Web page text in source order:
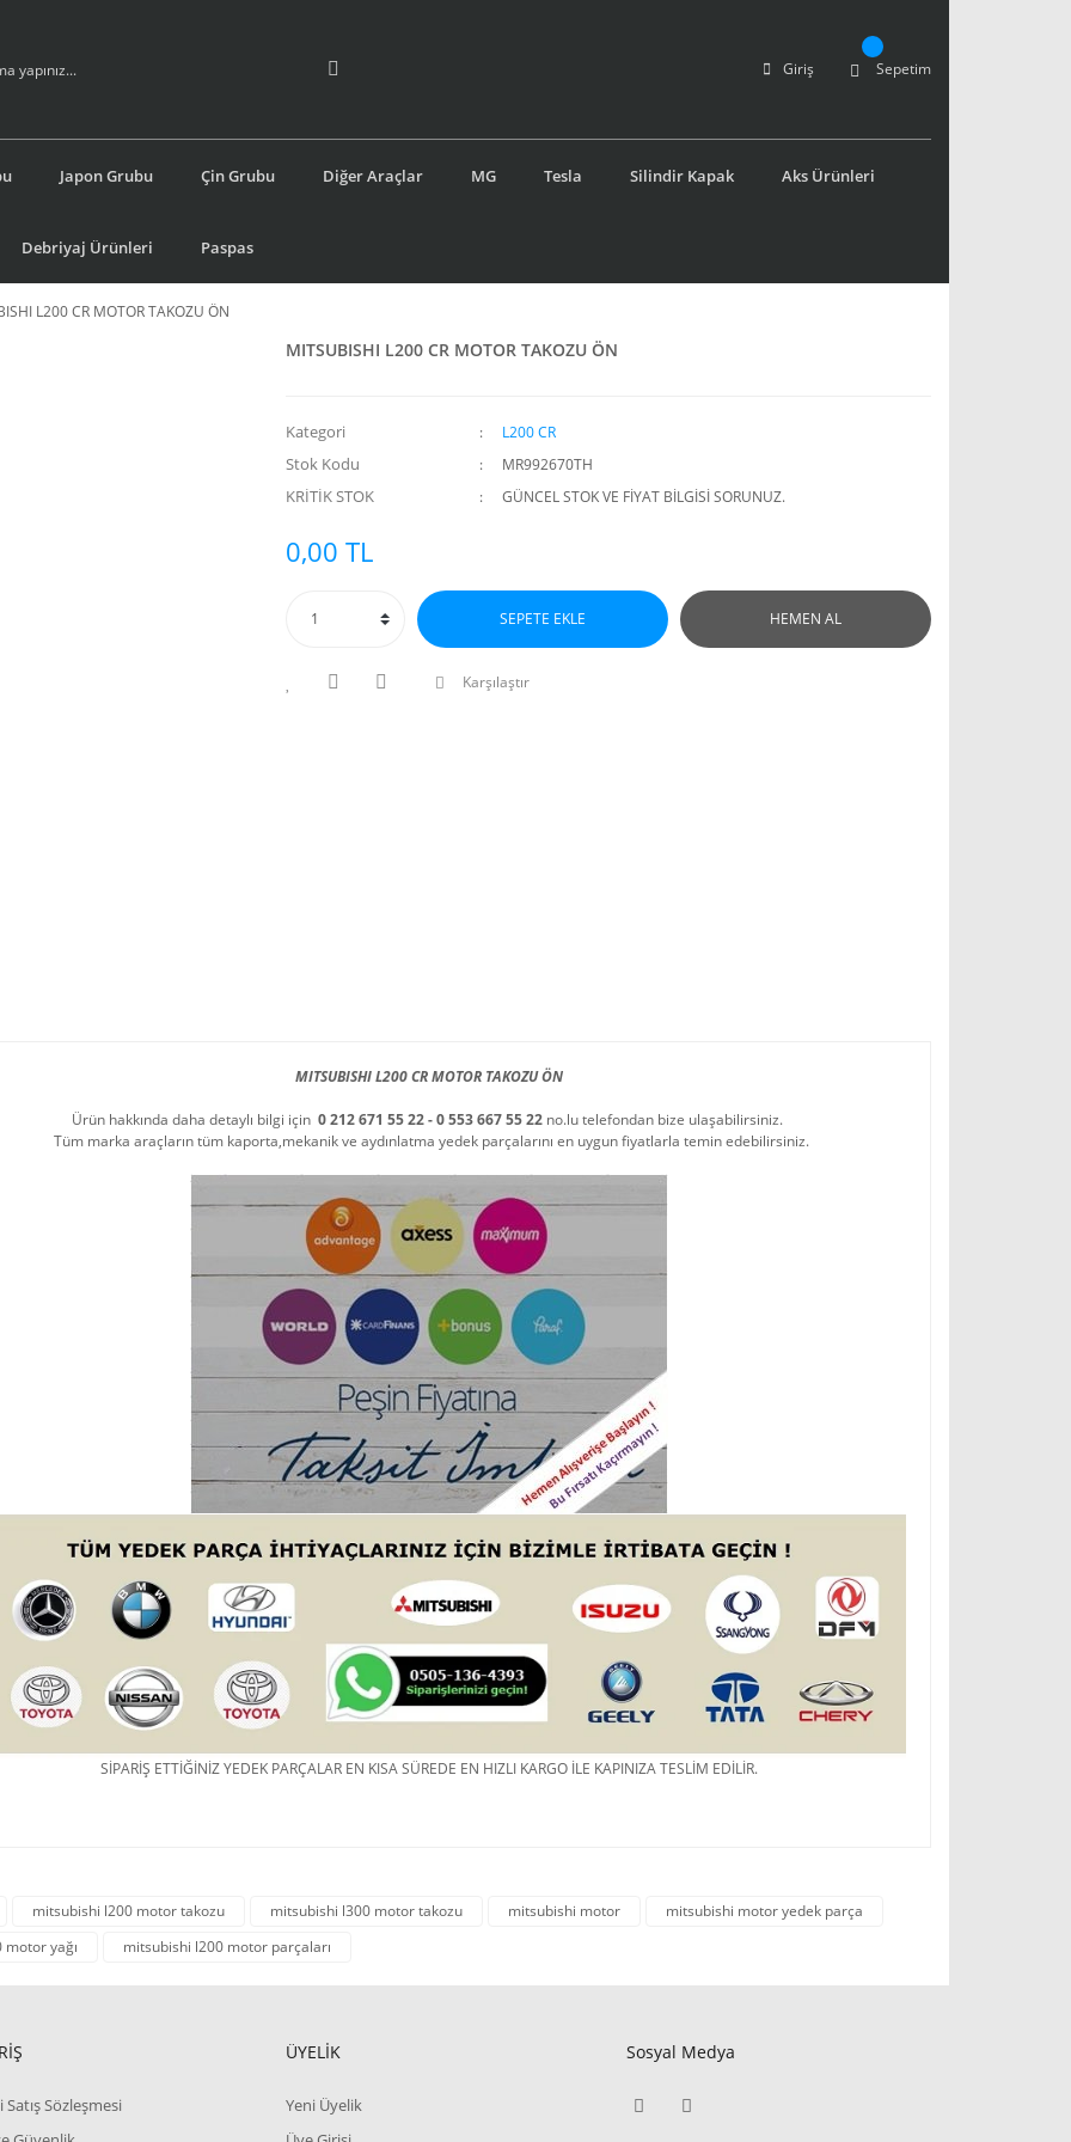
Giriş Sepetim
Japon Grubu Çin Grubu Diğer Araçlar MG Tesla Silindir Kapak Aks Ürünleri
Debriyaj Ürünleri Paspas
L200 CR MOTOR TAKOZU ÖN
MITSUBISHI L200 CR MOTOR TAKOZU ÖN
Kategori L200 CR
Stok Kodu MR992670TH
KRİTİK STOK GÜNCEL STOK VE FİYAT BİLGİSİ SORUNUZ.
0,00 TL
SEPETE EKLE HEMEN AL
Karşılaştır
MITSUBISHI L200 CR MOTOR TAKOZU ÖN
Ürün hakkında daha detaylı bilgi için 0 212 671 55 22 - 0 553 667 55 22 no.lu telefondan bize ulaşabilirsiniz.
Tüm marka araçların tüm kaporta,mekanik ve aydınlatma yedek parçalarını en uygun fiyatlarla temin edebilirsiniz.
SİPARİŞ ETTİĞİNİZ YEDEK PARÇALAR EN KISA SÜREDE EN HIZLI KARGO İLE KAPINIZA TESLİM EDİLİR.
mitsubishi l200 motor takozu mitsubishi l300 motor takozu mitsubishi motor
mitsubishi motor yedek parça
yağı mitsubishi l200 motor parçaları
Satış Sözleşmesi
ÜYELİK
Yeni Üyelik
Sosyal Medya